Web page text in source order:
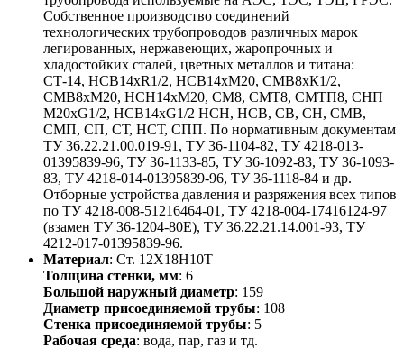
Собственное производство соединений
технологических трубопроводов различных марок
легированных, нержавеющих, жаропрочных и
хладостойких сталей, цветных металлов и титана:
СТ-14, НСВ14хR1/2, НСВ14хМ20, СМВ8хК1/2,
СМВ8хМ20, НСН14хМ20, СМ8, СМТ8, СМТП8, СНП
М20хG1/2, НСВ14хG1/2 НСН, НСВ, СВ, СН, СМВ,
СМП, СП, СТ, НСТ, СПП. По нормативным документам
ТУ 36.22.21.00.019-91, ТУ 36-1104-82, ТУ 4218-013-
01395839-96, ТУ 36-1133-85, ТУ 36-1092-83, ТУ 36-1093-
83, ТУ 4218-014-01395839-96, ТУ 36-1118-84 и др.
Отборные устройства давления и разряжения всех типов
по ТУ 4218-008-51216464-01, ТУ 4218-004-17416124-97
(взамен ТУ 36-1204-80Е), ТУ 36.22.21.14.001-93, ТУ
4212-017-01395839-96.
Материал: Ст. 12Х18Н10Т
Толщина стенки, мм: 6
Большой наружный диаметр: 159
Диаметр присоединяемой трубы: 108
Стенка присоединяемой трубы: 5
Рабочая среда: вода, пар, газ и тд.